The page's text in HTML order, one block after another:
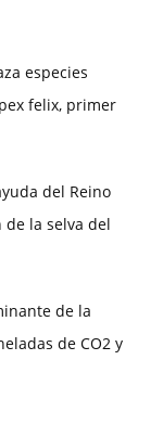
especies
felix, primer
del Reino
de la selva del
de la
de CO2 y